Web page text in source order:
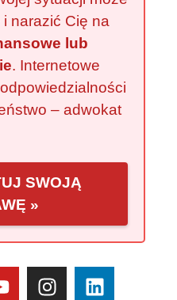
narazić Cię na
lub
. Internetowe
– adwokat
SWOJĄ
»